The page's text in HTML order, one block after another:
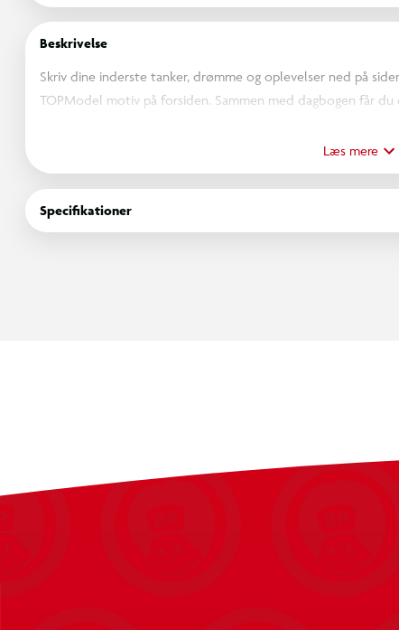
Beskrivelse
Skriv dine inderste tanker, drømme og oplevelser ned på
TOPModel motiv på forsiden. Sammen med dagbogen får
Dagbogen er sikret med sød hjertelås og nøgler, så du kan
nysgerrige sjæle.
Inkl. stickers ark med søde motiver.
Læs mere
Specifikationer